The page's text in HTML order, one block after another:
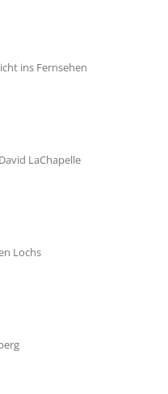
ins Fernsehen
LaChapelle
Lochs